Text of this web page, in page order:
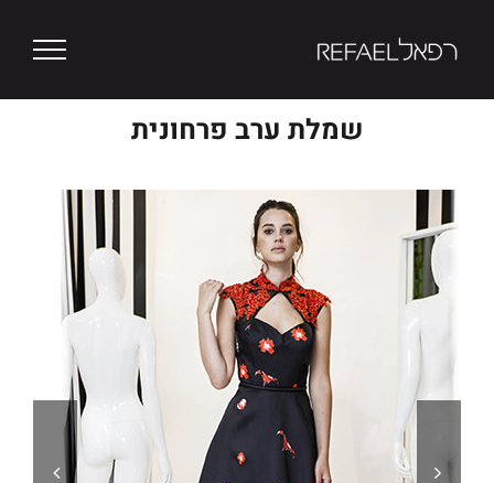
content
שמלת ערב פרחונית